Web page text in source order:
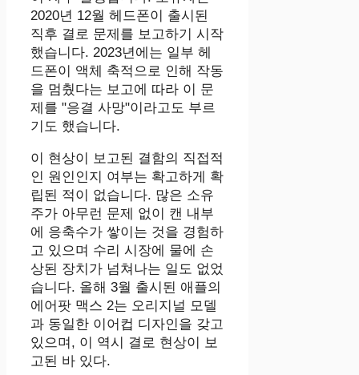
2020년 12월 헤드폰이 출시된
직후 결로 문제를 보고하기 시작
했습니다. 2023년에는 일부 헤
드폰이 액체 축적으로 인해 작동
을 멈췄다는 보고에 따라 이 문
제를 "응결 사망"이라고도 부르
기도 했습니다.
이 현상이 보고된 결함의 직접적
인 원인인지 여부는 확고하게 확
립된 적이 없습니다. 많은 소유
주가 아무런 문제 없이 캔 내부
에 응축수가 쌓이는 것을 경험하
고 있으며 수리 시장에 물에 손
상된 장치가 넘쳐나는 일도 없었
습니다. 올해 3월 출시된 애플의
에어팟 맥스 2는 오리지널 모델
과 동일한 이어컵 디자인을 갖고
있으며, 이 역시 결로 현상이 보
고된 바 있다.